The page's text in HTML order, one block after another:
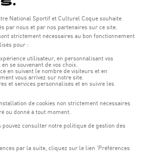
13.00 €
13.00 €
15.50 €